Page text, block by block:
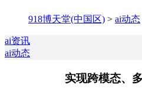
918博天堂(中国区) > ai动态
ai资讯
ai动态
实现跨模态、